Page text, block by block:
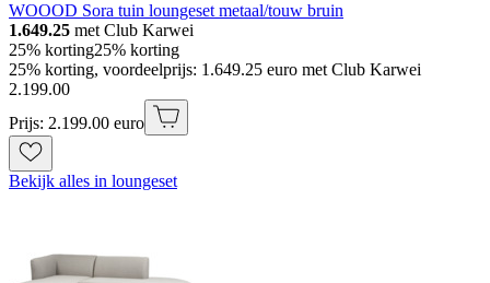
WOOOD Sora tuin loungeset metaal/touw bruin
1.649.25 met Club Karwei
25% korting25% korting
25% korting, voordeelprijs: 1.649.25 euro met Club Karwei
2.199.00
Prijs: 2.199.00 euro
Bekijk alles in loungeset